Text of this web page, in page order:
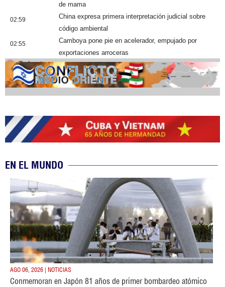
de mama
02:59
China expresa primera interpretación judicial sobre
código ambiental
02:55
Camboya pone pie en acelerador, empujado por
exportaciones arroceras
Cobertura
EN EL MUNDO
AGO 06, 2026 | NOTICIAS
Conmemoran en Japón 81 años de primer bombardeo atómico